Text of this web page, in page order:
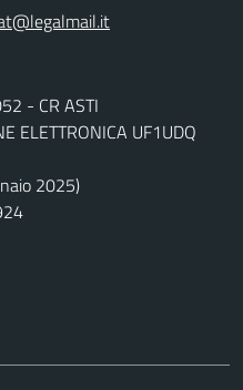
- CR ASTI
ELETTRONICA UF1UDQ
2025)